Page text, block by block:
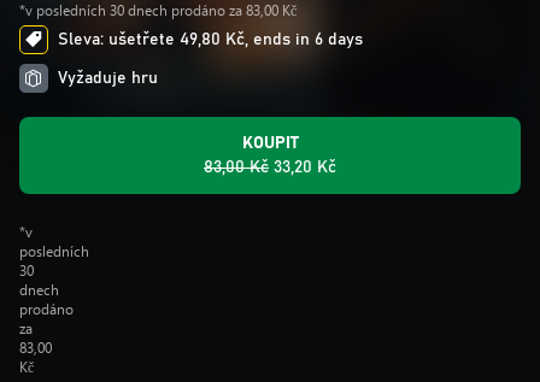
*v posledních 30 dnech prodáno za 83,00 Kč
Sleva: ušetřete 49,80 Kč, ends in 6 days
Vyžaduje hru
KOUPIT
83,00 Kč 33,20 Kč
*v
posledních
30
dnech
prodáno
za
83,00
Kč